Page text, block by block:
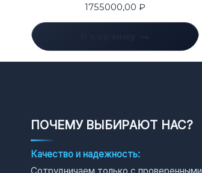
1755000,00 ₽
ПОЧЕМУ ВЫБИРАЮТ НАС?
Качество и надежность: